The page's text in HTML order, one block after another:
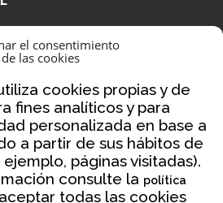
el consentimiento
de las cookies
cookies propias y de
fines analíticos y para
personalizada en base a
a partir de sus hábitos de
páginas visitadas).
consulte la política
todas las cookies
DE VENTA
CON CABEZA